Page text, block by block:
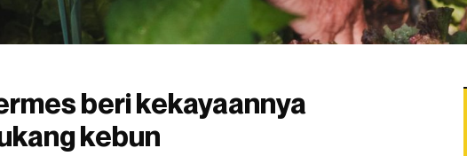
beri kekayaannya
kebun